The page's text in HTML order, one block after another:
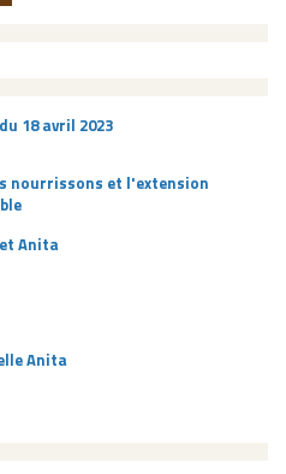
18 avril 2023
nourrissons et l'extension
Anita
Anita